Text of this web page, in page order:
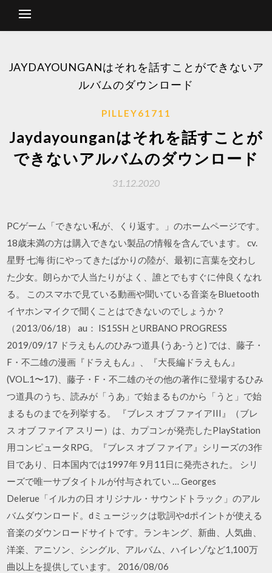
JAYDAYOUNGANはそれを話すことができないア
ルバムのダウンロード
PILLEY61711
Jaydayounganはそれを話すことが
できないアルバムのダウンロード
31.12.2020
PCゲーム「できない私が、くり返す。」のホームページです。
18歳未満の方は購入できない製品の情報を含んでいます。 cv.
星野 七海 街にやってきたばかりの陸が、最初に言葉を交わし
た少女。朗らかで人当たりがよく、誰とでもすぐに仲良くなれ
る。 このスマホで見ている動画や聞いている音楽をBluetooth
イヤホンマイクで聞くことはできないのでしょうか？
（2013/06/18） au： IS15SH とURBANO PROGRESS
2019/09/17 ドラえもんのひみつ道具 (うあ-うと) では、藤子・
F・不二雄の漫画『ドラえもん』、『大長編ドラえもん』
(VOL.1〜17)、藤子・F・不二雄のその他の著作に登場するひみ
つ道具のうち、読みが「うあ」で始まるものから「うと」で始
まるものまでを列挙する。 『ブレス オブ ファイアIII』（ブレ
ス オブ ファイア スリー）は、カプコンが発売したPlayStation
用コンピュータRPG。『ブレス オブ ファイア』シリーズの3作
目であり、日本国内では1997年 9月11日に発売された。 シリ
ーズで唯一サブタイトルが付与されてい … Georges
Delerue「イルカの日 オリジナル・サウンドトラック」のアル
バムダウンロード。dミュージックは歌詞やdポイントが使える
音楽のダウンロードサイトです。ランキング、新曲、人気曲、
洋楽、アニソン、シングル、アルバム、ハイレゾなど1,100万
曲以上を提供しています。 2016/08/06